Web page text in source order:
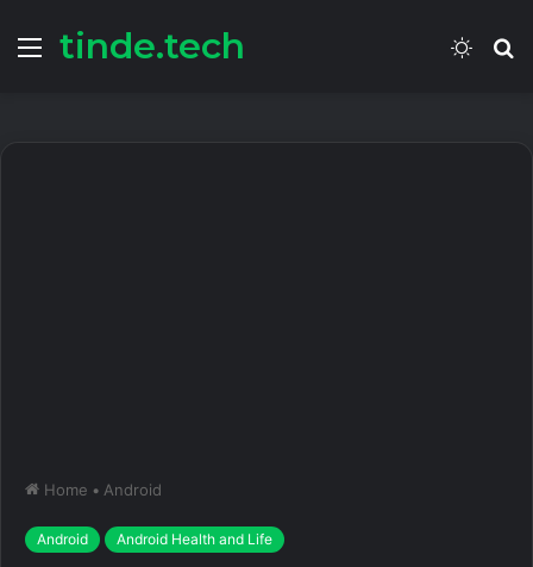
Menu
tinde.tech
Switch
Home • Android
Android Android Health and Life